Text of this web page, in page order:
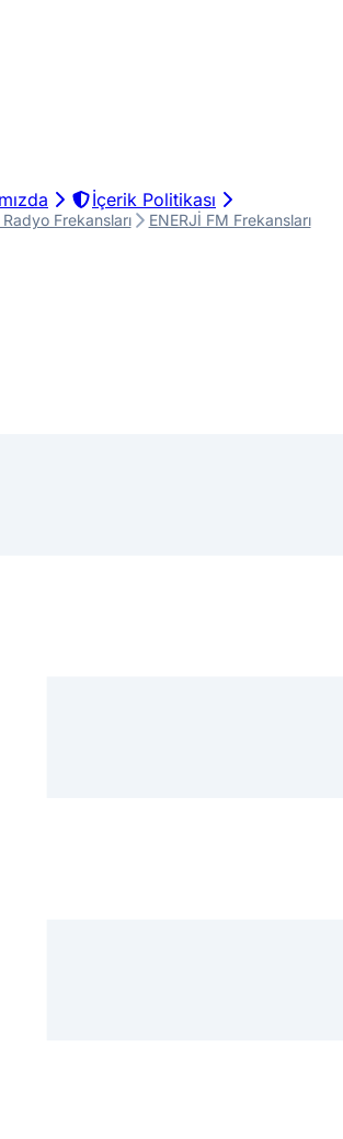
İçerik Politikası
Frekansları ENERJİ FM Frekansları